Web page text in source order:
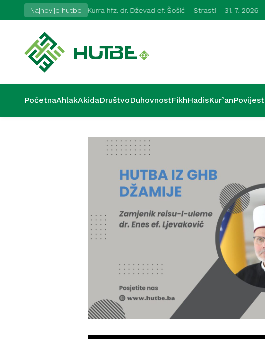
Najnovije hutbe Kurra hfz. dr. Dževad ef. Šošić – Strasti – 31. 7. 2026
PočetnaAhlakAkidaDruštvoDuhovnostFikhHadisKur’anPovijest